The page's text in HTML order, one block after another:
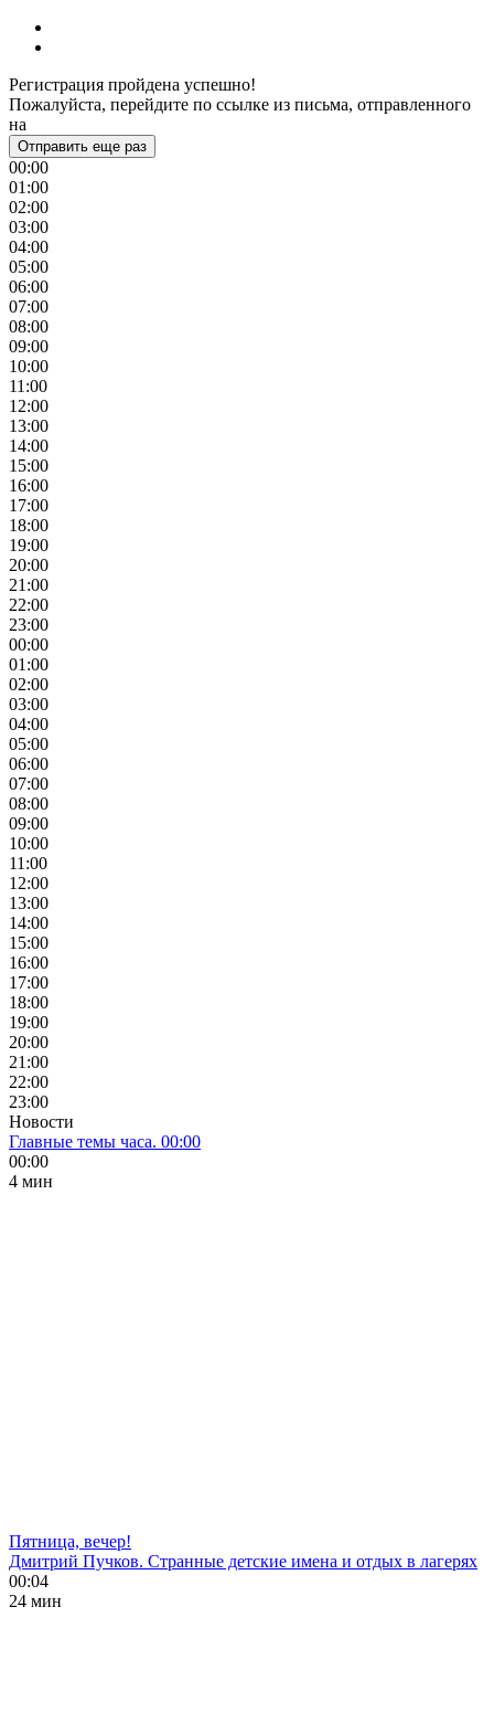
Регистрация пройдена успешно!
Пожалуйста, перейдите по ссылке из письма, отправленного
на
Отправить еще раз
00:00
01:00
02:00
03:00
04:00
05:00
06:00
07:00
08:00
09:00
10:00
11:00
12:00
13:00
14:00
15:00
16:00
17:00
18:00
19:00
20:00
21:00
22:00
23:00
00:00
01:00
02:00
03:00
04:00
05:00
06:00
07:00
08:00
09:00
10:00
11:00
12:00
13:00
14:00
15:00
16:00
17:00
18:00
19:00
20:00
21:00
22:00
23:00
Новости
Главные темы часа. 00:00
00:00
4 мин
Пятница, вечер!
Дмитрий Пучков. Странные детские имена и отдых в лагерях
00:04
24 мин